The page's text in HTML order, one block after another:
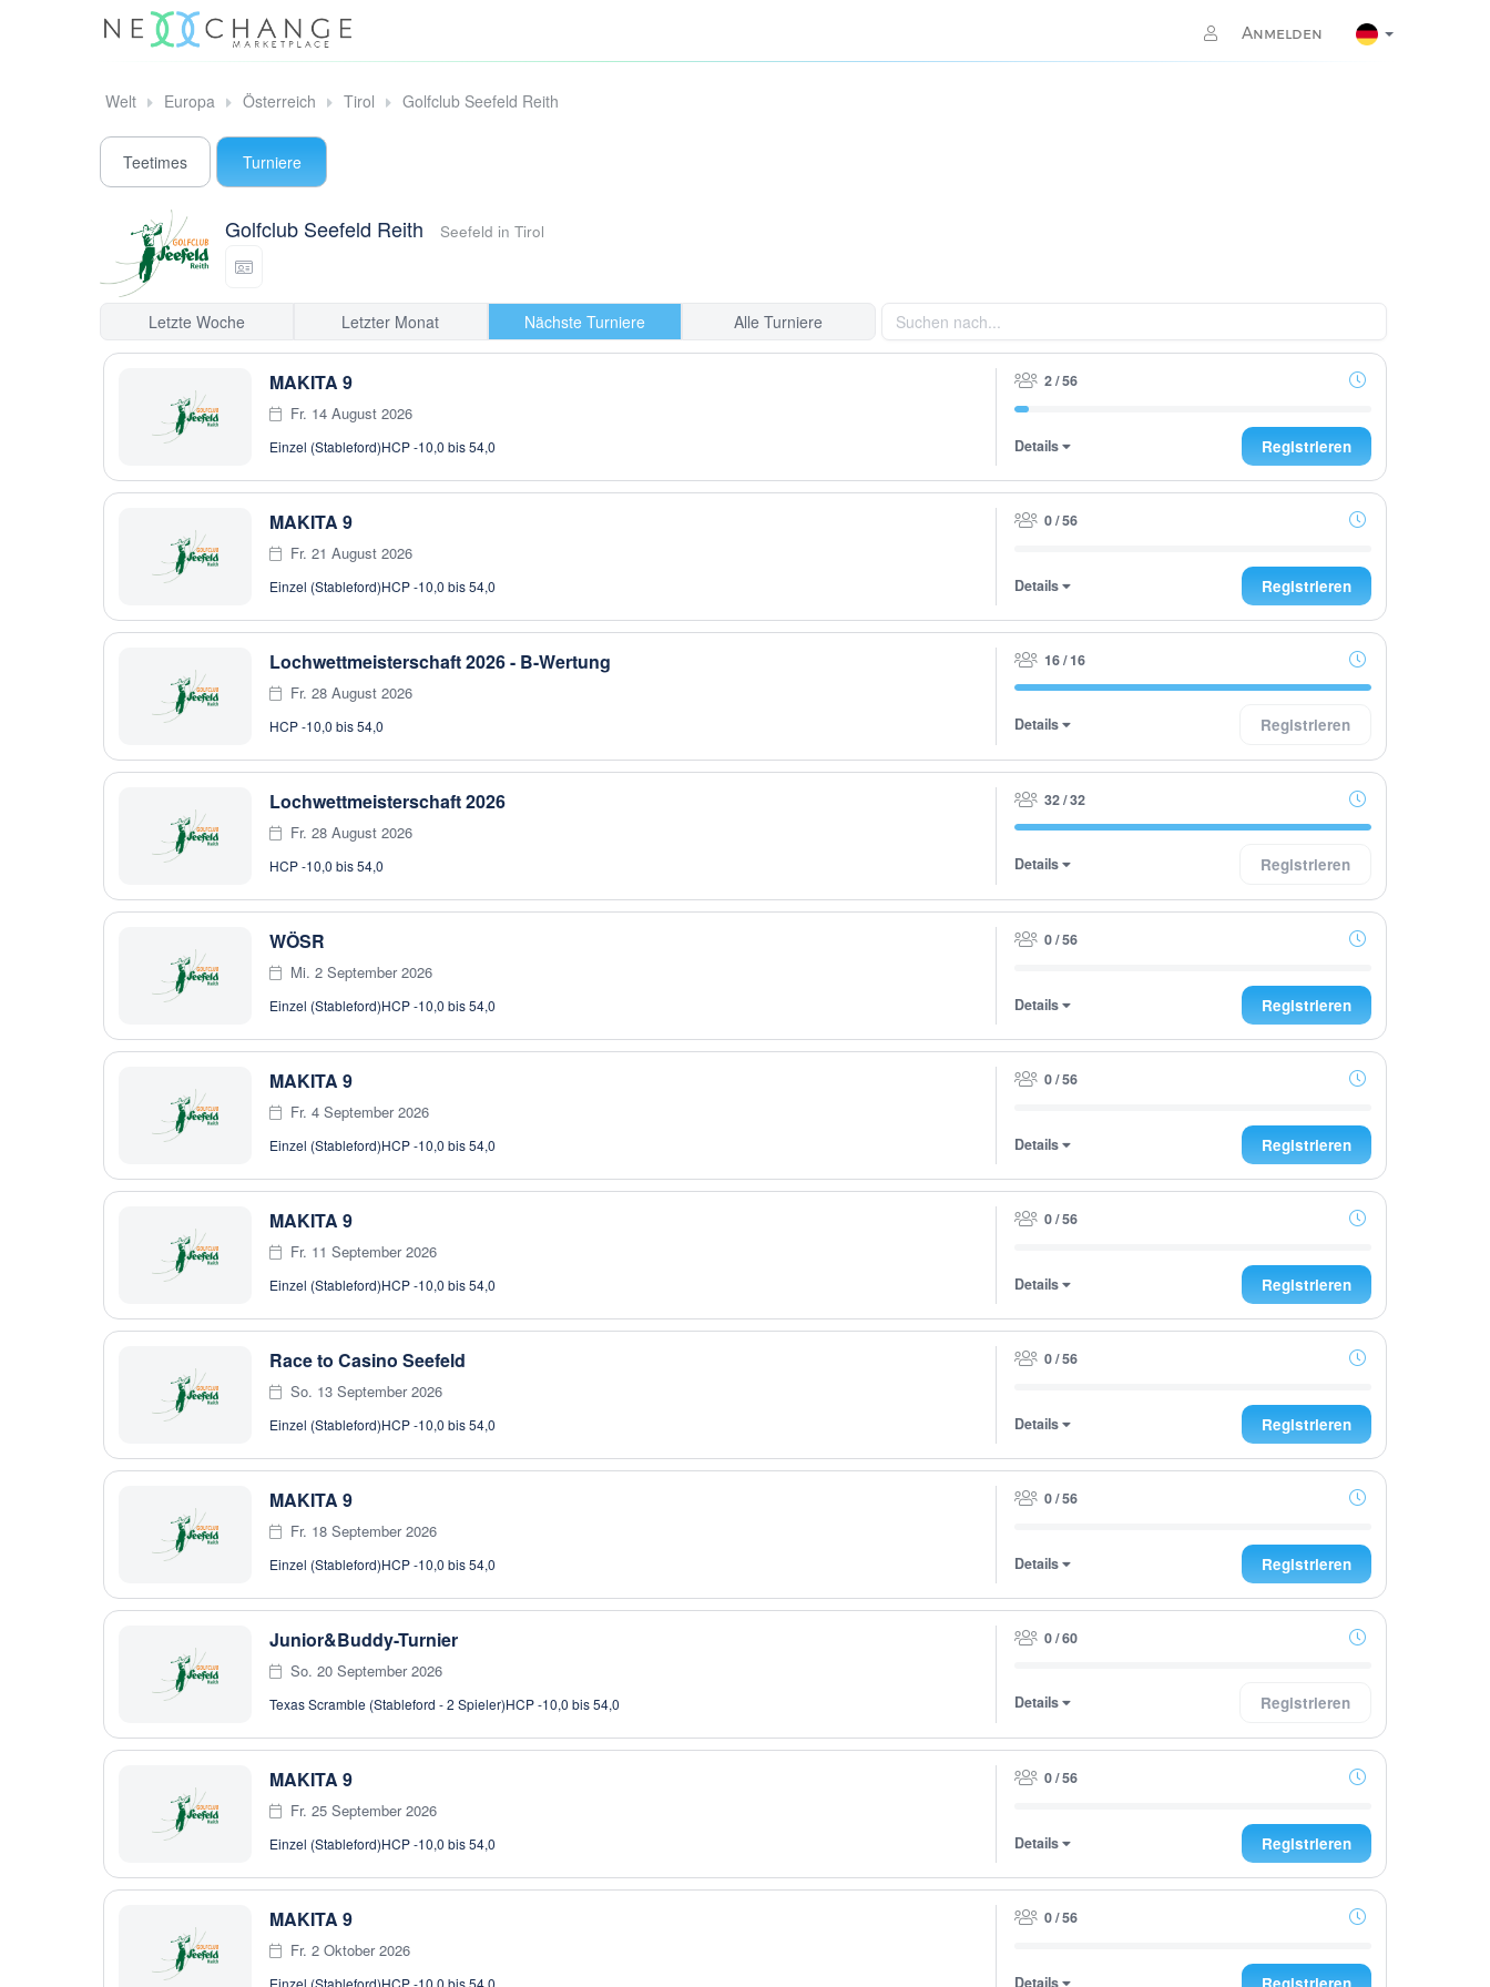
Anmelden
Welt Europa Österreich Tirol Golfclub Seefeld Reith
Teetimes Turniere
Golfclub Seefeld Reith Seefeld in Tirol
Letzte Woche Letzter Monat Nächste Turniere Alle Turniere
MAKITA 9
Fr. 14 August 2026
Einzel (Stableford)HCP -10,0 bis 54,0
2 / 56
Details Registrieren
MAKITA 9
Fr. 21 August 2026
Einzel (Stableford)HCP -10,0 bis 54,0
0 / 56
Details Registrieren
Lochwettmeisterschaft 2026 - B-Wertung
Fr. 28 August 2026
HCP -10,0 bis 54,0
16 / 16
Details Registrieren
Lochwettmeisterschaft 2026
Fr. 28 August 2026
HCP -10,0 bis 54,0
32 / 32
Details Registrieren
WÖSR
Mi. 2 September 2026
Einzel (Stableford)HCP -10,0 bis 54,0
0 / 56
Details Registrieren
MAKITA 9
Fr. 4 September 2026
Einzel (Stableford)HCP -10,0 bis 54,0
0 / 56
Details Registrieren
MAKITA 9
Fr. 11 September 2026
Einzel (Stableford)HCP -10,0 bis 54,0
0 / 56
Details Registrieren
Race to Casino Seefeld
So. 13 September 2026
Einzel (Stableford)HCP -10,0 bis 54,0
0 / 56
Details Registrieren
MAKITA 9
Fr. 18 September 2026
Einzel (Stableford)HCP -10,0 bis 54,0
0 / 56
Details Registrieren
Junior&Buddy-Turnier
So. 20 September 2026
Texas Scramble (Stableford - 2 Spieler)HCP -10,0 bis 54,0
0 / 60
Details Registrieren
MAKITA 9
Fr. 25 September 2026
Einzel (Stableford)HCP -10,0 bis 54,0
0 / 56
Details Registrieren
MAKITA 9
Fr. 2 Oktober 2026
Einzel (Stableford)HCP -10,0 bis 54,0
0 / 56
Details